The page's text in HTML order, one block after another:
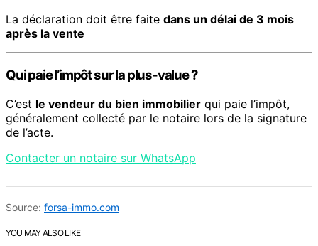
La déclaration doit être faite dans un délai de 3 mois
après la vente
Qui paie l’impôt sur la plus-value ?
C’est le vendeur du bien immobilier qui paie l’impôt,
généralement collecté par le notaire lors de la signature
de l’acte.
Contacter un notaire sur WhatsApp
Source: forsa-immo.com
YOU MAY ALSO LIKE